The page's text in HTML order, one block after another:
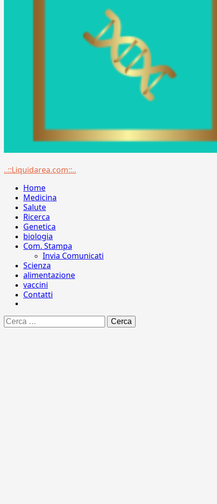
Menu
..::Liquidarea.com::..
Home
Medicina
Salute
Ricerca
Genetica
biologia
Com. Stampa
Invia Comunicati
Scienza
alimentazione
vaccini
Contatti
Ricerca
per: